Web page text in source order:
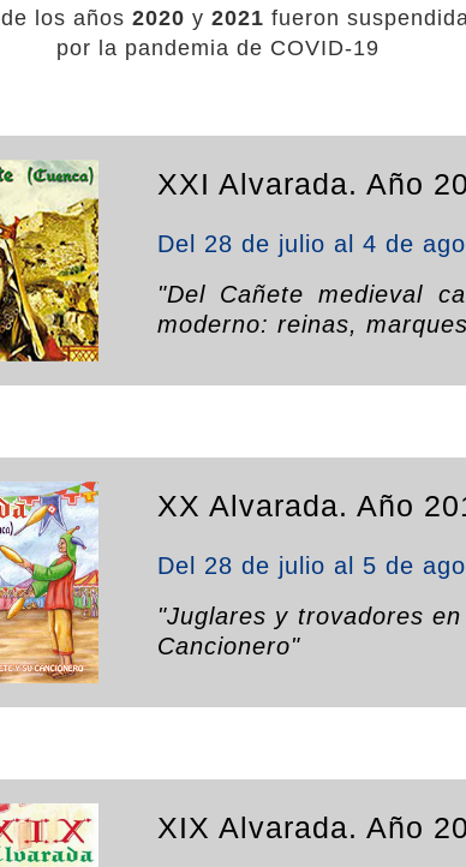
de los años 2020 y 2021 fueron
por la pandemia de COVID-19
XXI Alvarada. Año
Del 28 de julio al 4 de
"Del Cañete medieval
moderno: reinas,
XX Alvarada. Año
Del 28 de julio al 5 de
"Juglares y trovadores
Cancionero"
XIX Alvarada. Año